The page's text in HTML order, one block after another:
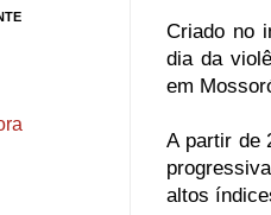
Criado no
dia da
em
A partir de
altos